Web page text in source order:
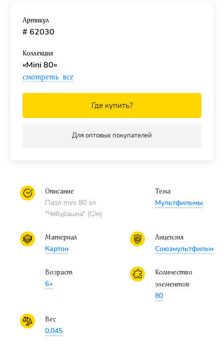
производство — Подольск.
Артикул
# 62030
Коллекция
«Mini 80»
смотреть все
Где купить?
Для оптовых покупателей
Описание
Пазл mini 80 эл.
"Чебурашка" (С/м)
Тема
Мультфильмы
Материал
Картон
Лицензия
Союзмультфильм
Возраст
6+
Количество
элементов
80
Вес
0,045